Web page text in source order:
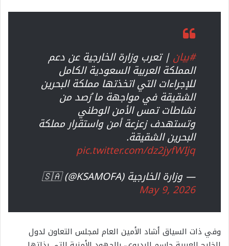
#بيان| تعرب وزارة الخارجية عن دعم
المملكة العربية السعودية الكامل
للإجراءات التي اتخذتها مملكة البحرين
الشقيقة في مواجهة ما رُصد من
نشاطات تمس الأمن الوطني
وتستهدف زعزعة أمن واستقرار مملكة
البحرين الشقيقة.
pic.twitter.com/dz2jyfWIjq
— وزارة الخارجية 🇸🇦 (@KSAMOFA)
May 9, 2026
وفي ذات السياق أشاد الأمين العام لمجلس التعاون لدول